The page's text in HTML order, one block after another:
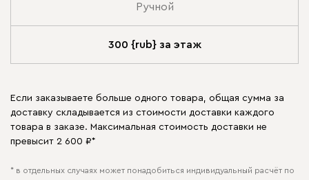
Ручной
300 {rub} за этаж
Если заказываете больше одного товара, общая сумма за
доставку складывается из стоимости доставки каждого
товара в заказе. Максимальная стоимость доставки не
превысит 2 600 ₽*
* в отдельных случаях может понадобиться индивидуальный расчёт по